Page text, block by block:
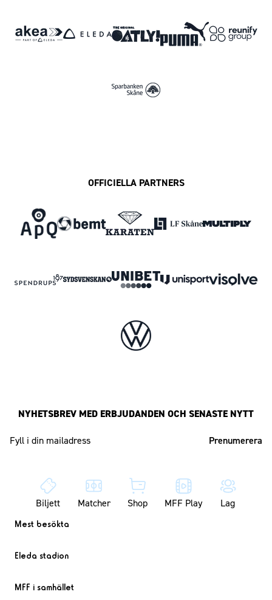
OFFICIELLA PARTNERS
NYHETSBREV MED ERBJUDANDEN OCH SENASTE NYTT
Biljett Matcher Shop MFF Play Lag
Mest besökta
Eleda stadion
MFF i samhället